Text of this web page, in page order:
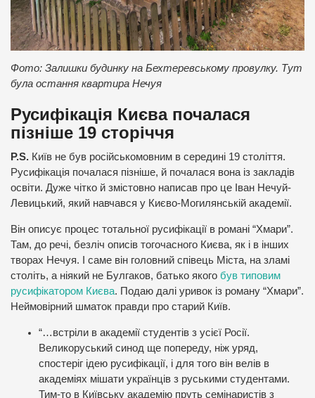
Фото: Залишки будинку на Бехтеревському провулку. Тут
була остання квартира Нечуя
Русифікація Києва почалася
пізніше 19 сторіччя
P.S. Київ не був російськомовним в середині 19 століття.
Русифікація почалася пізніше, й почалася вона із закладів
освіти. Дуже чітко й змістовно написав про це Іван Нечуй-
Левицький, який навчався у Києво-Могилянській академії.
Він описує процес тотальної русифікації в романі “Хмари”.
Там, до речі, безліч описів тогочасного Києва, як і в інших
творах Нечуя. І саме він головний співець Міста, на зламі
століть, а ніякий не Булгаков, батько якого був типовим
русифікатором Києва. Подаю далі уривок із роману “Хмари”.
Неймовірний шматок правди про старий Київ.
“…встріли в академії студентів з усієї Росії.
Великоруський синод ще попереду, ніж уряд,
спостеріг ідею русифікації, і для того він велів в
академіях мішати українців з руськими студентами.
Тим-то в Київську академію пруть семінаристів з